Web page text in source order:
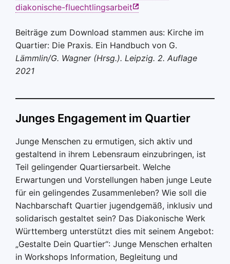
diakonische-fluechtlingsarbeit
Beiträge zum Download stammen aus: Kirche im
Quartier: Die Praxis. Ein Handbuch von G.
Lämmlin/G. Wagner (Hrsg.). Leipzig. 2. Auflage
2021
Junges Engagement im Quartier
Junge Menschen zu ermutigen, sich aktiv und
gestaltend in ihrem Lebensraum einzubringen, ist
Teil gelingender Quartiersarbeit. Welche
Erwartungen und Vorstellungen haben junge Leute
für ein gelingendes Zusammenleben? Wie soll die
Nachbarschaft Quartier jugendgemäß, inklusiv und
solidarisch gestaltet sein? Das Diakonische Werk
Württemberg unterstützt dies mit seinem Angebot:
„Gestalte Dein Quartier“: Junge Menschen erhalten
in Workshops Information, Begleitung und